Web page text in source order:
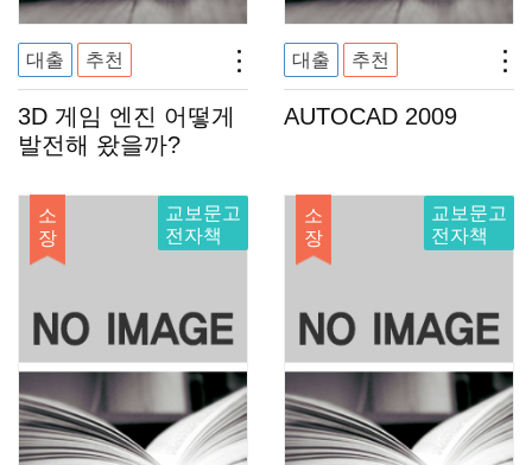
대출 추천
3D 게임 엔진 어떻게
발전해 왔을까?
대출 추천
AUTOCAD 2009
소
장
교보문고
전자책
소
장
교보문고
전자책